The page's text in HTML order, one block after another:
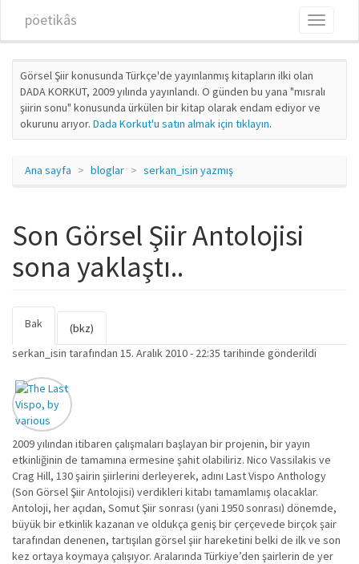
pöetikâs
Toggle
Görsel Şiir konusunda Türkçe'de yayınlanmış kitapların ilki olan
DADA KORKUT, 2009 yılında yayınlandı. O günden bu yana "mısralı
şiirin sonu" konusunda ürkülen bir kitap olarak endam ediyor ve
okurunu arıyor. Dada Korkut'u satın almak için tıklayın.
Ana sayfa bloglar serkan_isin yazmış
Son Görsel Şiir Antolojisi
sona yaklaştı..
Birincil sekmeler
Bak
sekme)
(bkz)
serkan_isin tarafından 15. Aralık 2010 - 22:35 tarihinde gönderildi
2009 yılından itibaren çalışmaları başlayan bir projenin, bir yayın
etkinliğinin de tamamına ermesine şahit olabiliriz. Nico Vassilakis ve
Crag Hill, 130 şairin şiirlerini derleyerek, adını Last Vispo Anthology
(Son Görsel Şiir Antolojisi) verdikleri kitabı tamamlamış olacaklar.
Antoloji, her açıdan, Somut Şiir sonrası (yani 1950 sonrası) dönemde,
büyük bir etkinlik kazanan ve oldukça geniş bir çerçevede birçok şair
tarafından denenen, tartışılan görsel şiir hareketini belki de ilk ve son
kez ortaya koymaya çalışıyor. Aralarında Türkiye’den şairlerin de yer